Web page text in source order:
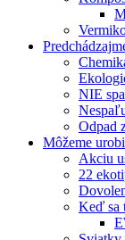
NIE
Odpad
Môžeme
Akciu
22
Keď sa